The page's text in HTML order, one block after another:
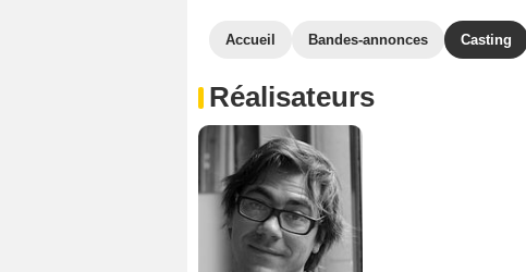
Accueil Bandes-annonces Casting
Réalisateurs